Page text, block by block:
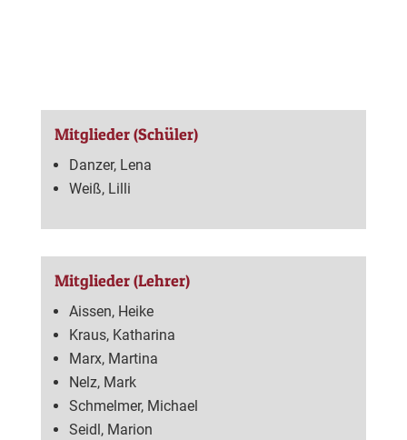
Mitglieder (Schüler)
Danzer, Lena
Weiß, Lilli
Mitglieder (Lehrer)
Aissen, Heike
Kraus, Katharina
Marx, Martina
Nelz, Mark
Schmelmer, Michael
Seidl, Marion